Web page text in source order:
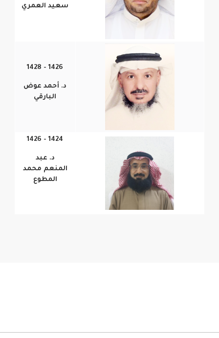
سعيد العمري
1426 - 1428
د. أحمد عوض
البارقي
1424 - 1426
د. عبد
المنعم محمد
المطوع